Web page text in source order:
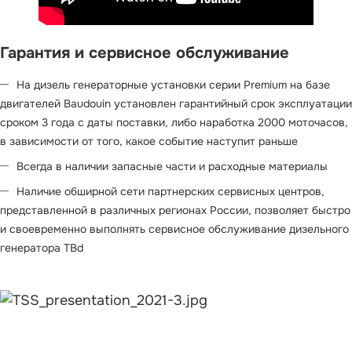
Гарантия и сервисное обслуживание
На дизель генераторные установки серии Premium на базе
двигателей Baudouin установлен гарантийный срок эксплуатации
сроком 3 года с даты поставки, либо наработка 2000 моточасов,
в зависимости от того, какое событие наступит раньше
Всегда в наличии запасные части и расходные материалы
Наличие обширной сети партнерских сервисных центров,
представленной в различных регионах России, позволяет быстро
и своевременно выполнять сервисное обслуживание дизельного
генератора TBd